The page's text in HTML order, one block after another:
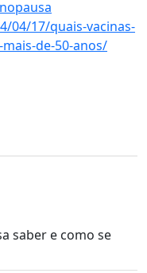
04/17/quais-vacinas-
de-50-anos/
saber e como se